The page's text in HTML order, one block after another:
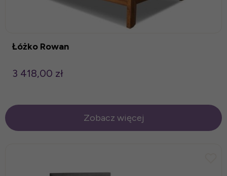
Łóżko Rowan
3 418,00 zł
Zobacz więcej